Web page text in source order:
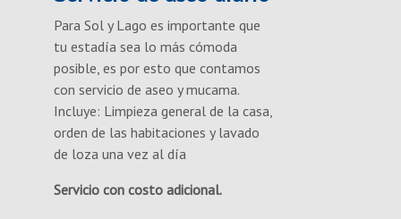
Para Sol y Lago es importante que
tu estadía sea lo más cómoda
posible, es por esto que contamos
con servicio de aseo y mucama.
Incluye: Limpieza general de la casa,
orden de las habitaciones y lavado
de loza una vez al día
Servicio con costo adicional.